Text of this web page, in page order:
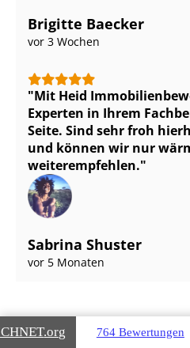
Brigitte Baecker
vor 3 Wochen
Mit Heid
Experten in Ihrem
Seite. Sind sehr froh
und können wir nur
weiterempfehlen.
Sabrina Shuster
vor 5 Monaten
.org 764 Bewertungen